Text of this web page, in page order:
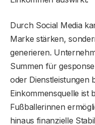
Durch Social Media
Marke stärken,
generieren.
Summen für
oder Dienstleistungen
Einkommensquelle ist
Fußballerinnen
hinaus finanzielle